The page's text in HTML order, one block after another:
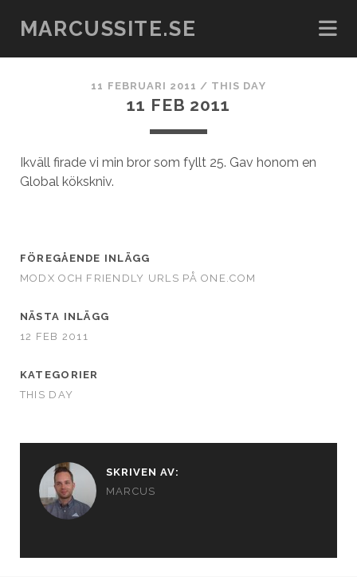
MARCUSSITE.SE
11 FEBRUARI 2011 / THIS DAY
11 FEB 2011
Ikväll firade vi min bror som fyllt 25. Gav honom en
Global kökskniv.
FÖREGÅENDE INLÄGG
MODX OCH FRIENDLY URLS PÅ ONE.COM
NÄSTA INLÄGG
12 FEB 2011
KATEGORIER
THIS DAY
SKRIVEN AV:
MARCUS